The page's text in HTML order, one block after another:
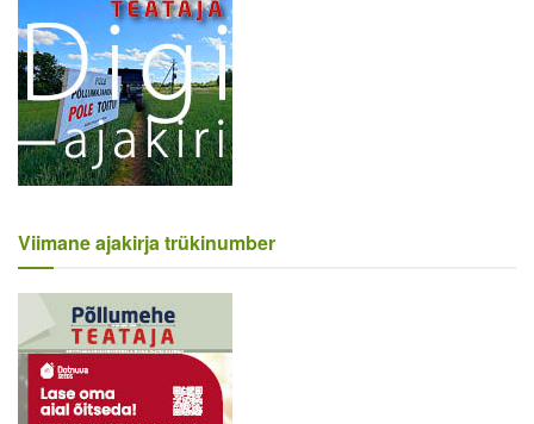
Viimane ajakirja trükinumber